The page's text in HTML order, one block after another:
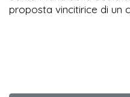
proposta vincitirice di un